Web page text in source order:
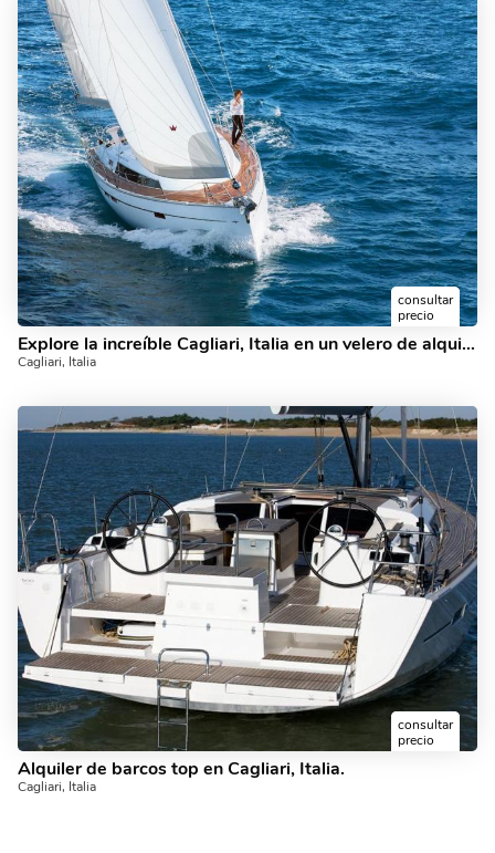
consultar
precio
Explore la increíble Cagliari, Italia en un velero de alquiler y descubra la navegación
Cagliari, Italia
consultar
precio
Alquiler de barcos top en Cagliari, Italia.
Cagliari, Italia